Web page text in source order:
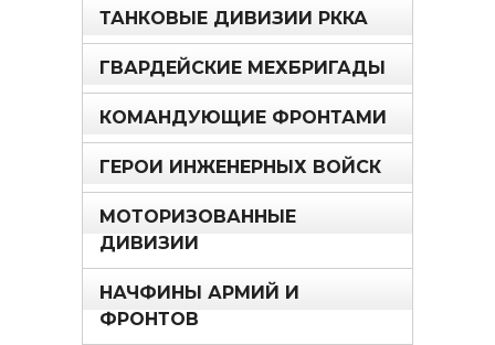
ТАНКОВЫЕ ДИВИЗИИ РККА
ГВАРДЕЙСКИЕ МЕХБРИГАДЫ
КОМАНДУЮЩИЕ ФРОНТАМИ
ГЕРОИ ИНЖЕНЕРНЫХ ВОЙСК
МОТОРИЗОВАННЫЕ
ДИВИЗИИ
НАЧФИНЫ АРМИЙ И
ФРОНТОВ